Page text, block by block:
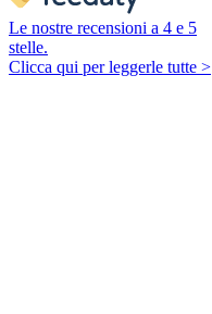
Le nostre recensioni a 4 e 5
stelle.
Clicca qui per leggerle tutte >